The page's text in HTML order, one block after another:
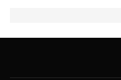
16 389 X